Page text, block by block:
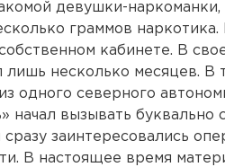
девушки-
граммов
кабинете. В
лишь несколько месяцев. В
одного северного
начал вызывать буквально
сразу заинтересовались
В настоящее время